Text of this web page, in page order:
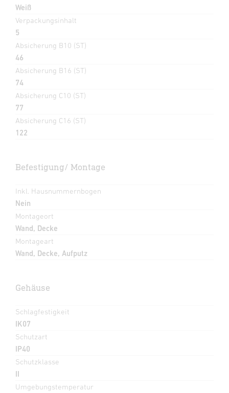
Weiß
Verpackungsinhalt
5
Absicherung B10 (ST)
46
Absicherung B16 (ST)
74
Absicherung C10 (ST)
77
Absicherung C16 (ST)
122
Befestigung/ Montage
Inkl. Hausnummernbogen
Nein
Montageort
Wand, Decke
Montageart
Wand, Decke, Aufputz
Gehäuse
Schlagfestigkeit
IK07
Schutzart
IP40
Schutzklasse
II
Umgebungstemperatur